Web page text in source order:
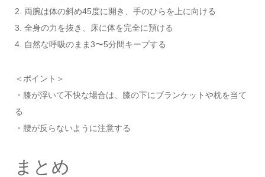
2. 両腕は体の斜め45度に開き、手のひらを上に向ける
3. 全身の力を抜き、床に体を完全に預ける
4. 自然な呼吸のまま3〜5分間キープする
＜ポイント＞
・膝が浮いて不快な場合は、膝の下にブランケットや枕を当て
る
・腰が反らないように注意する
まとめ